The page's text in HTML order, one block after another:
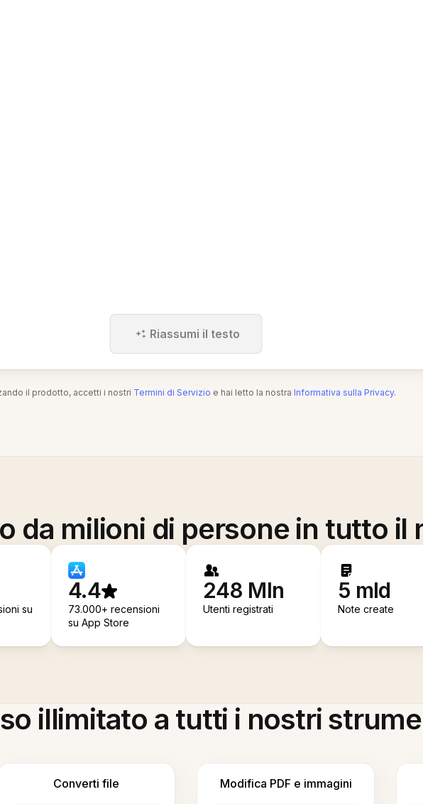
Riassumi il testo
il prodotto, accetti i nostri Termini di Servizio e hai letto la nostra Informativa sulla Privacy.
da milioni di persone in tutto il
su
4.4
73.000+ recensioni
su App Store
248 Mln
Utenti registrati
5 mld
Note create
illimitato a tutti i nostri
Converti file Modifica PDF e immagini